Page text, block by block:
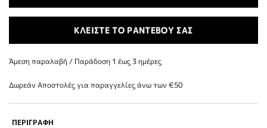
ΚΛΕΙΣΤΕ ΤΟ ΡΑΝΤΕΒΟΥ ΣΑΣ
Άμεση παραλαβή / Παράδoση 1 έως 3 ημέρες
Δωρεάν Αποστολές για παραγγελίες άνω των €50
ΠΕΡΙΓΡΑΦΗ